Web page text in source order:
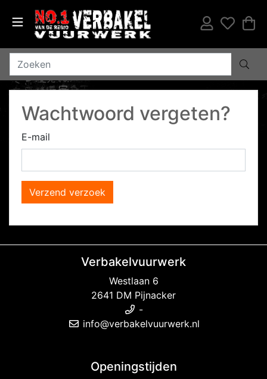
Wachtwoord vergeten?
E-mail
Verzend verzoek
Verbakelvuurwerk
Westlaan 6
2641 DM Pijnacker
-
info@verbakelvuurwerk.nl
Openingstijden